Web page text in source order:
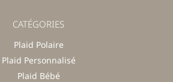
CATÉGORIES
Plaid Polaire
Plaid Personnalisé
Plaid Bébé